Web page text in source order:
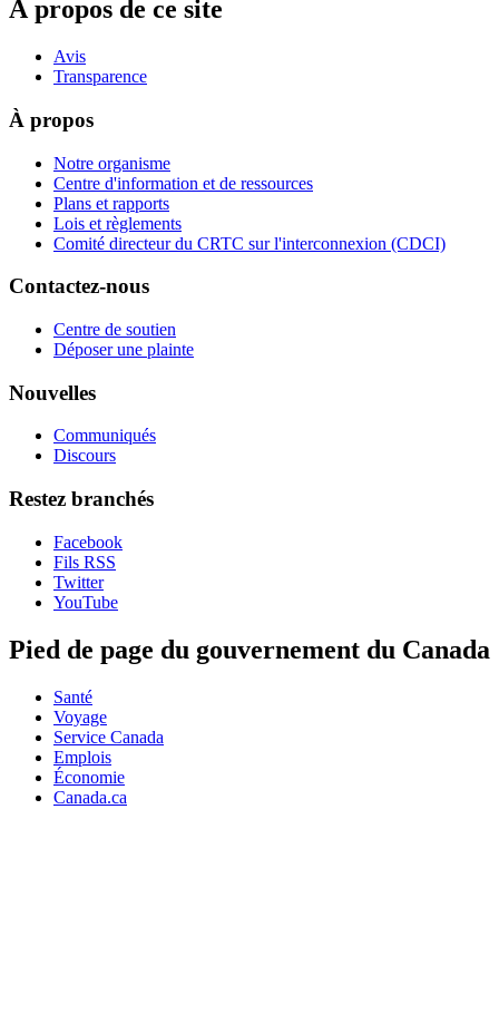
À propos de ce site
Avis
Transparence
À propos
Notre organisme
Centre d'information et de ressources
Plans et rapports
Lois et règlements
Comité directeur du CRTC sur l'interconnexion (CDCI)
Contactez-nous
Centre de soutien
Déposer une plainte
Nouvelles
Communiqués
Discours
Restez branchés
Facebook
Fils RSS
Twitter
YouTube
Pied de page du gouvernement du Canada
Santé
Voyage
Service Canada
Emplois
Économie
Canada.ca